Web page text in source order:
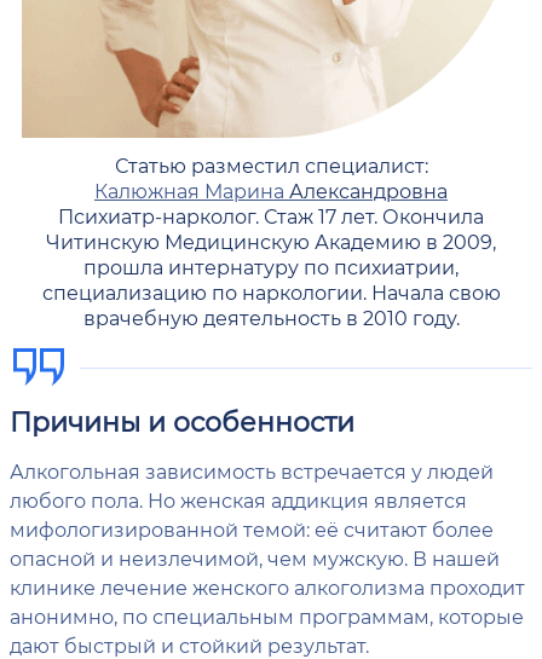
Статью разместил специалист:
Калюжная Марина Александровна
Психиатр-нарколог. Стаж 17 лет. Окончила
Читинскую Медицинскую Академию в 2009,
прошла интернатуру по психиатрии,
специализацию по наркологии. Начала свою
врачебную деятельность в 2010 году.
Причины и особенности
Алкогольная зависимость встречается у людей
любого пола. Но женская аддикция является
мифологизированной темой: её считают более
опасной и неизлечимой, чем мужскую. В нашей
клинике лечение женского алкоголизма проходит
анонимно, по специальным программам, которые
дают быстрый и стойкий результат.